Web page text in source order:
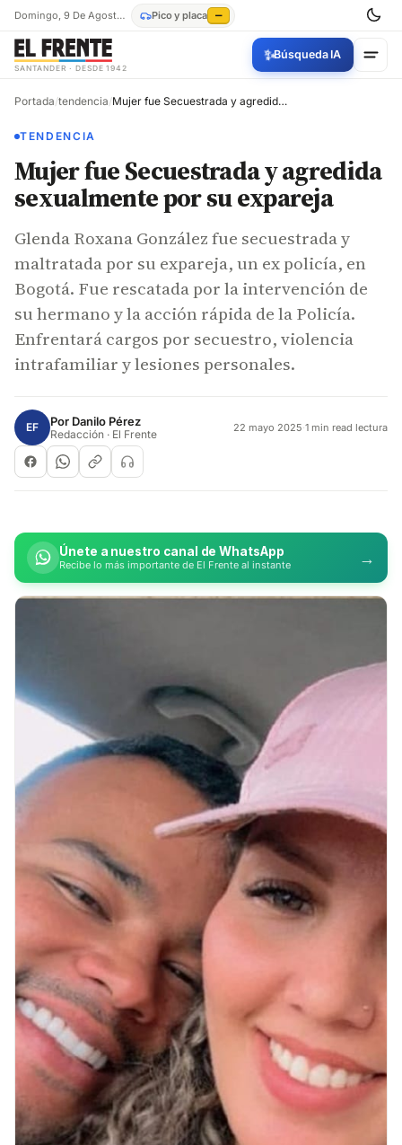
Domingo, 9 De Agosto De 2026 Pico y placa —
SANTANDER · DESDE 1942
✨Búsqueda IA
Portada/tendencia/ Mujer fue Secuestrada y agredida sexualmente por su expareja
TENDENCIA
Mujer fue Secuestrada y agredida
sexualmente por su expareja
Glenda Roxana González fue secuestrada y
maltratada por su expareja, un ex policía, en
Bogotá. Fue rescatada por la intervención de
su hermano y la acción rápida de la Policía.
Enfrentará cargos por secuestro, violencia
intrafamiliar y lesiones personales.
EF Por Danilo Pérez
Redacción · El Frente 22 mayo 2025·1 min read lectura
Únete a nuestro canal de WhatsApp
Recibe lo más importante de El Frente al instante →